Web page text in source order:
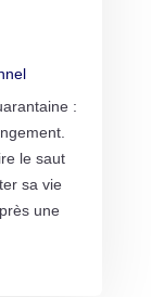
:
le saut
sa vie
une